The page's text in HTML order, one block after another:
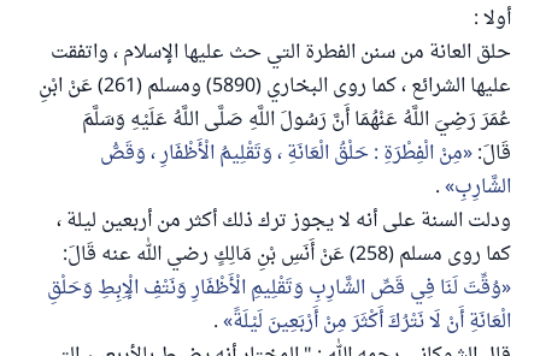
أولا :
حلق العانة من سنن الفطرة التي حث عليها الإسلام ، واتفقت
عليها الشرائع ، كما روى البخاري (5890) ومسلم (261) عَنْ ابْنِ
عُمَرَ رَضِيَ اللَّهُ عَنْهُمَا أَنَّ رَسُولَ اللَّهِ صَلَّى اللَّهُ عَلَيْهِ وَسَلَّمَ
قَالَ: مِنْ الْفِطْرَةِ : حَلْقُ الْعَانَةِ ، وَتَقْلِيمُ الْأَظْفَارِ ، وَقَصُّ
الشَّارِبِ .
ودلت السنة على أنه لا يجوز ترك ذلك أكثر من أربعين ليلة ،
كما روى مسلم (258) عَنْ أَنَسِ بْنِ مَالِكٍ رضي الله عنه قَالَ:
وُقِّتَ لَنَا فِي قَصِّ الشَّارِبِ وَتَقْلِيمِ الْأَظْفَارِ وَنَتْفِ الْإِبِطِ وَحَلْقِ
الْعَانَةِ أَنْ لَا نَتْرُكَ أَكْثَرَ مِنْ أَرْبَعِينَ لَيْلَةً .